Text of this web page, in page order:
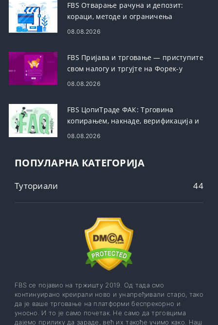
FBS Отварање рачуна и депозит:
кораци, методе и ограничења
08.08.2026
FBS Пријава и трговање — приступите
свом налогу и тргујте на Форек-у
08.08.2026
FBS ЦопиТраде ФАК: Трговина
копирањем, накнаде, верификација и
безбедност
08.08.2026
ПОПУЛАРНА КАТЕГОРИЈА
Туториали 44
FBS се појавио на тржишту 2019. Од тада смо
континуирано креирали ново и унапређивали старо, тако
да је ваше трговање на платформи беспрекорно и
уносно. И то је само почетак. Не само да трговцима
дајемо прилику да зараде, већ их такође учимо како. Наш